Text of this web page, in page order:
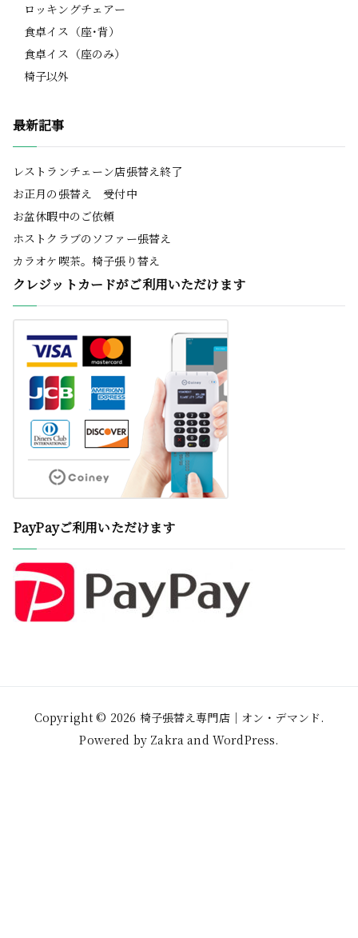
ロッキングチェアー
食卓イス（座･背）
食卓イス（座のみ）
椅子以外
最新記事
レストランチェーン店張替え終了
お正月の張替え 受付中
お盆休暇中のご依頼
ホストクラブのソファー張替え
カラオケ喫茶。椅子張り替え
クレジットカードがご利用いただけます
PayPayご利用いただけます
Copyright © 2026 椅子張替え専門店│オン・デマンド.
Powered by Zakra and WordPress.